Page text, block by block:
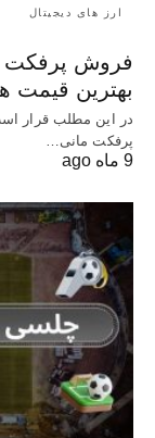
ارز های دیجیتال
فروش پرفکت
بهترین قیمت
در این مطلب قرار
پرفکت مانی…
9 ماه ago